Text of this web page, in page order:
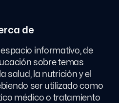
de
informativo, de
sobre temas
salud, la nutrición y el
ser utilizado como
médico o tratamiento